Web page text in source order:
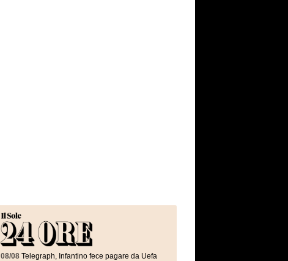
08/08 Telegraph, Infantino fece pagare da Uefa